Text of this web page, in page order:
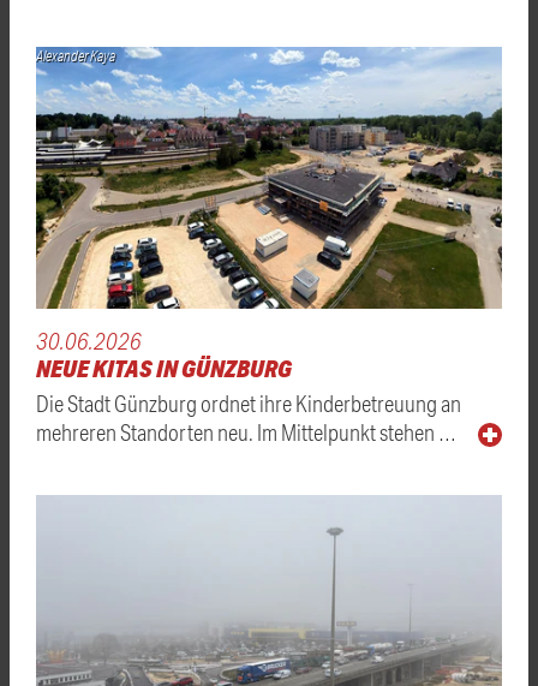
Alexander Kaya
30.06.2026
NEUE KITAS IN GÜNZBURG
Die Stadt Günzburg ordnet ihre Kinderbetreuung an
mehreren Standorten neu. Im Mittelpunkt stehen …